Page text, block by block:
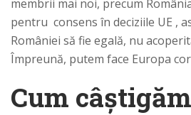
membrii mai noi, precum
pentru consens în deciziile UE ,
României să fie egală, nu
Împreună, putem face Europa
Cum